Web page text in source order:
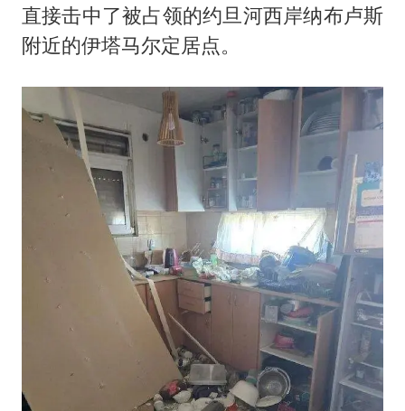
直接击中了被占领的约旦河西岸纳布卢斯
附近的伊塔马尔定居点。